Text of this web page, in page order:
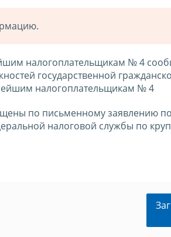
налогоплательщикам № 4
государственной
налогоплательщикам № 4
по письменному заявлению
налоговой службы по